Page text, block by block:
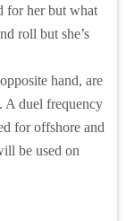
for her but what
roll but she’s
hand, are
A duel frequency
for offshore and
be used on